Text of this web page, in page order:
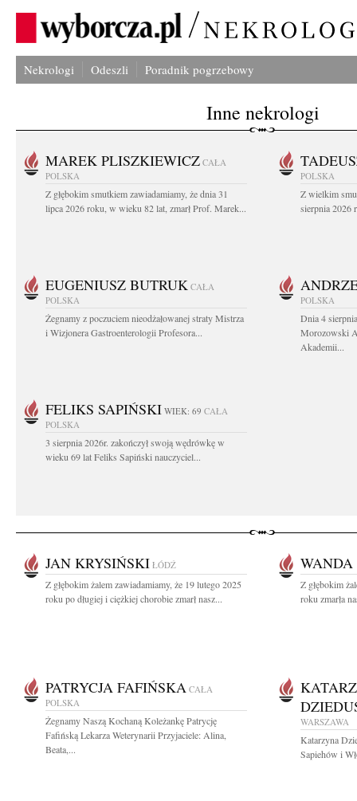
Nekrologi Odeszli Poradnik pogrzebowy
Inne nekrologi
MAREK PLISZKIEWICZ CAŁA
POLSKA
Z głębokim smutkiem zawiadamiamy, że dnia 31
lipca 2026 roku, w wieku 82 lat, zmarł Prof. Marek...
POLSKA
Z wielkim
sierpnia 2026
EUGENIUSZ BUTRUK CAŁA
POLSKA
Żegnamy z poczuciem nieodżałowanej straty Mistrza
i Wizjonera Gastroenterologii Profesora...
POLSKA
Dnia 4
Morozowski
Akademii...
FELIKS SAPIŃSKI WIEK: 69 CAŁA
POLSKA
3 sierpnia 2026r. zakończył swoją wędrówkę w
wieku 69 lat Feliks Sapiński nauczyciel...
JAN KRYSIŃSKI ŁÓDŹ
Z głębokim żalem zawiadamiamy, że 19 lutego 2025
roku po długiej i ciężkiej chorobie zmarł nasz...
Z głębokim
roku zmarła
PATRYCJA FAFIŃSKA CAŁA
POLSKA
Żegnamy Naszą Kochaną Koleżankę Patrycję
Fafińską Lekarza Weterynarii Przyjaciele: Alina,
Beata,...
WARSZAWA
Katarzyna
Sapiehów i